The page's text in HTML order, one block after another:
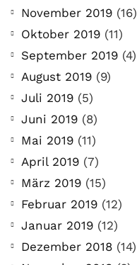
November 2019 (16)
Oktober 2019 (11)
September 2019 (4)
August 2019 (9)
Juli 2019 (5)
Juni 2019 (8)
Mai 2019 (11)
April 2019 (7)
März 2019 (15)
Februar 2019 (12)
Januar 2019 (12)
Dezember 2018 (14)